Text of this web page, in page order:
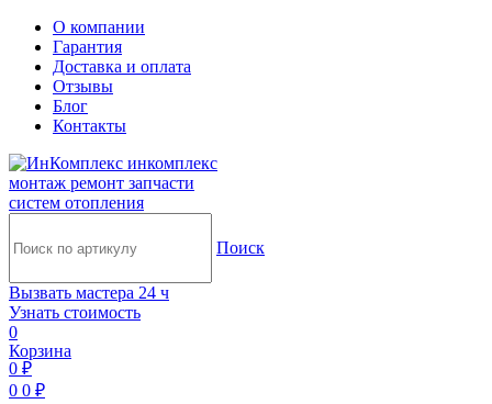
О компании
Гарантия
Доставка и оплата
Отзывы
Блог
Контакты
инкомплекс
монтаж ремонт запчасти
систем отопления
Поиск
Вызвать мастера 24 ч
Узнать стоимость
0
Корзина
0 ₽
0 0 ₽